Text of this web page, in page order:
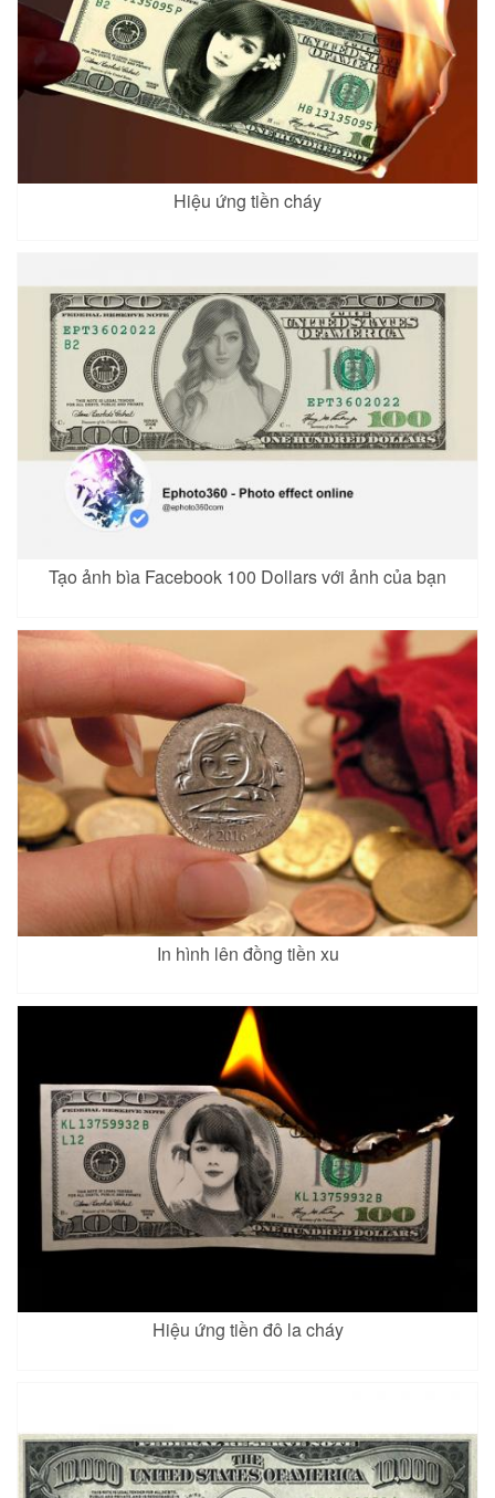
Hiệu ứng tiền cháy
Tạo ảnh bìa Facebook 100 Dollars với ảnh của bạn
In hình lên đồng tiền xu
Hiệu ứng tiền đô la cháy